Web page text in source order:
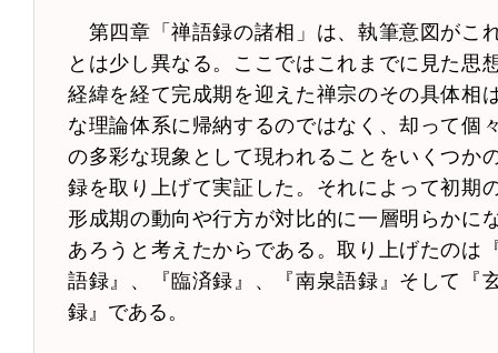
第四章「禅語録の諸相」は、執筆意図がこ
とは少し異なる。ここではこれまでに見た思
経緯を経て完成期を迎えた禅宗のその具体相
な理論体系に帰納するのではなく、却って個
の多彩な現象として現われることをいくつか
録を取り上げて実証した。それによって初期
形成期の動向や行方が対比的に一層明らかに
あろうと考えたからである。取り上げたのは
語録』、『臨済録』、『南泉語録』そして『
録』である。